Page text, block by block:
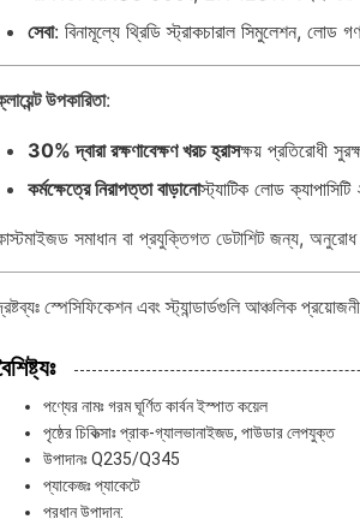
সেবা: বিনামূল্যে থ্রিডি স্ট্রাকচারাল সিমুলেশন, লোড
উপকারিতা:
30% দ্বারা রক্ষণাবেক্ষণ খরচ হ্রাসক্ষয় প্রতিরোধী
কর্মক্ষেত্রে নিরাপত্তা বাড়ানোস্ট্যাটিক লোড
সমাধান বা প্রযুক্তিগত ডেটাশিট জন্য,
স্পেসিফিকেশন এবং স্ট্যান্ডার্ডগুলি আঞ্চলিক
পণ্যের নামঃ গরম ঘূর্ণিত কার্বন ইস্পাত কয়েল
পৃষ্ঠের চিকিত্সাঃ প্রাক-গ্যালভানাইজড, পাউডার লেপযুক্ত
উপাদানঃ Q235/Q345
প্যাকেজঃ প্যাকেটে
প্রধান উপাদান: